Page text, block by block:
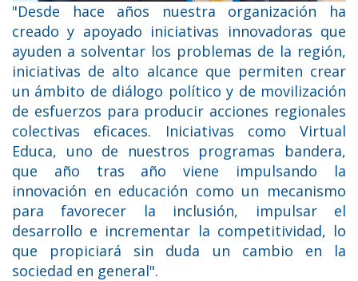
"Desde hace años nuestra organización ha
creado y apoyado iniciativas innovadoras que
ayuden a solventar los problemas de la región,
iniciativas de alto alcance que permiten crear
un ámbito de diálogo político y de movilización
de esfuerzos para producir acciones regionales
colectivas eficaces. Iniciativas como Virtual
Educa, uno de nuestros programas bandera,
que año tras año viene impulsando la
innovación en educación como un mecanismo
para favorecer la inclusión, impulsar el
desarrollo e incrementar la competitividad, lo
que propiciará sin duda un cambio en la
sociedad en general".